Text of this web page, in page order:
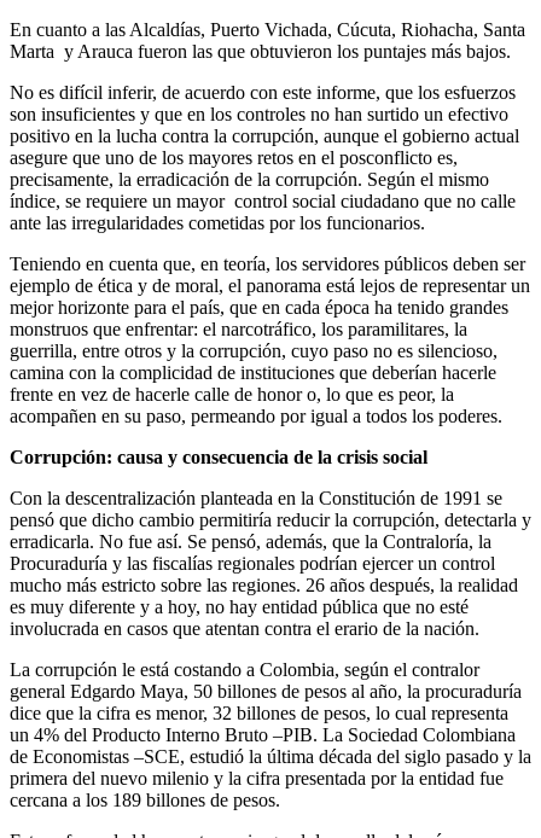
En cuanto a las Alcaldías, Puerto Vichada, Cúcuta, Riohacha, Santa
Marta y Arauca fueron las que obtuvieron los puntajes más bajos.
No es difícil inferir, de acuerdo con este informe, que los esfuerzos
son insuficientes y que en los controles no han surtido un efectivo
positivo en la lucha contra la corrupción, aunque el gobierno actual
asegure que uno de los mayores retos en el posconflicto es,
precisamente, la erradicación de la corrupción. Según el mismo
índice, se requiere un mayor control social ciudadano que no calle
ante las irregularidades cometidas por los funcionarios.
Teniendo en cuenta que, en teoría, los servidores públicos deben ser
ejemplo de ética y de moral, el panorama está lejos de representar un
mejor horizonte para el país, que en cada época ha tenido grandes
monstruos que enfrentar: el narcotráfico, los paramilitares, la
guerrilla, entre otros y la corrupción, cuyo paso no es silencioso,
camina con la complicidad de instituciones que deberían hacerle
frente en vez de hacerle calle de honor o, lo que es peor, la
acompañen en su paso, permeando por igual a todos los poderes.
Corrupción: causa y consecuencia de la crisis social
Con la descentralización planteada en la Constitución de 1991 se
pensó que dicho cambio permitiría reducir la corrupción, detectarla y
erradicarla. No fue así. Se pensó, además, que la Contraloría, la
Procuraduría y las fiscalías regionales podrían ejercer un control
mucho más estricto sobre las regiones. 26 años después, la realidad
es muy diferente y a hoy, no hay entidad pública que no esté
involucrada en casos que atentan contra el erario de la nación.
La corrupción le está costando a Colombia, según el contralor
general Edgardo Maya, 50 billones de pesos al año, la procuraduría
dice que la cifra es menor, 32 billones de pesos, lo cual representa
un 4% del Producto Interno Bruto –PIB. La Sociedad Colombiana
de Economistas –SCE, estudió la última década del siglo pasado y la
primera del nuevo milenio y la cifra presentada por la entidad fue
cercana a los 189 billones de pesos.